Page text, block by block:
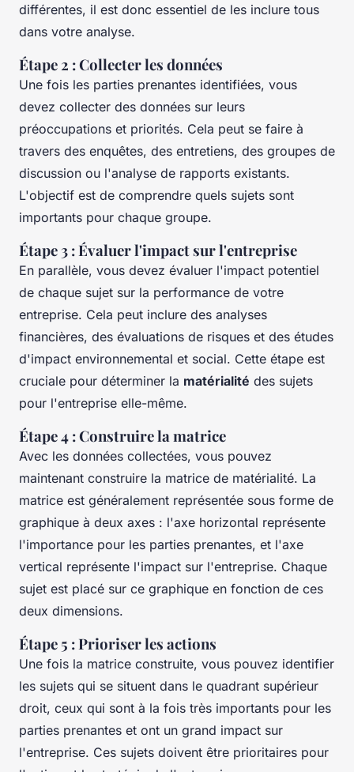
différentes, il est donc essentiel de les inclure tous
dans votre analyse.
Étape 2 : Collecter les données
Une fois les parties prenantes identifiées, vous
devez collecter des données sur leurs
préoccupations et priorités. Cela peut se faire à
travers des enquêtes, des entretiens, des groupes de
discussion ou l'analyse de rapports existants.
L'objectif est de comprendre quels sujets sont
importants pour chaque groupe.
Étape 3 : Évaluer l'impact sur l'entreprise
En parallèle, vous devez évaluer l'impact potentiel
de chaque sujet sur la performance de votre
entreprise. Cela peut inclure des analyses
financières, des évaluations de risques et des études
d'impact environnemental et social. Cette étape est
cruciale pour déterminer la matérialité des sujets
pour l'entreprise elle-même.
Étape 4 : Construire la matrice
Avec les données collectées, vous pouvez
maintenant construire la matrice de matérialité. La
matrice est généralement représentée sous forme de
graphique à deux axes : l'axe horizontal représente
l'importance pour les parties prenantes, et l'axe
vertical représente l'impact sur l'entreprise. Chaque
sujet est placé sur ce graphique en fonction de ces
deux dimensions.
Étape 5 : Prioriser les actions
Une fois la matrice construite, vous pouvez identifier
les sujets qui se situent dans le quadrant supérieur
droit, ceux qui sont à la fois très importants pour les
parties prenantes et ont un grand impact sur
l'entreprise. Ces sujets doivent être prioritaires pour